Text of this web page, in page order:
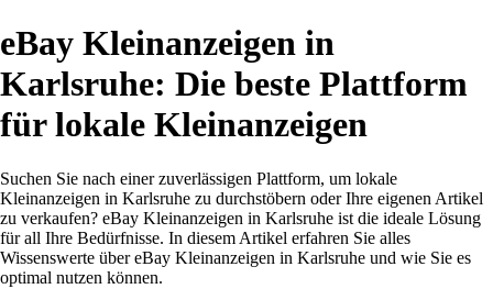
eBay Kleinanzeigen in
Karlsruhe: Die beste Plattform
für lokale Kleinanzeigen
Suchen Sie nach einer zuverlässigen Plattform, um lokale
Kleinanzeigen in Karlsruhe zu durchstöbern oder Ihre eigenen Artikel
zu verkaufen? eBay Kleinanzeigen in Karlsruhe ist die ideale Lösung
für all Ihre Bedürfnisse. In diesem Artikel erfahren Sie alles
Wissenswerte über eBay Kleinanzeigen in Karlsruhe und wie Sie es
optimal nutzen können.